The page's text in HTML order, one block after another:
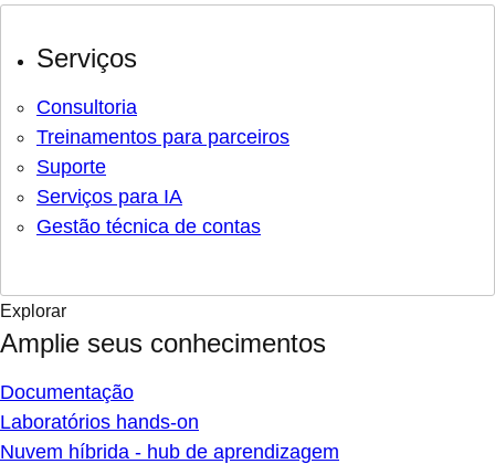
Serviços
Consultoria
Treinamentos para parceiros
Suporte
Serviços para IA
Gestão técnica de contas
Explorar
Amplie seus conhecimentos
Documentação
Laboratórios hands-on
Nuvem híbrida - hub de aprendizagem